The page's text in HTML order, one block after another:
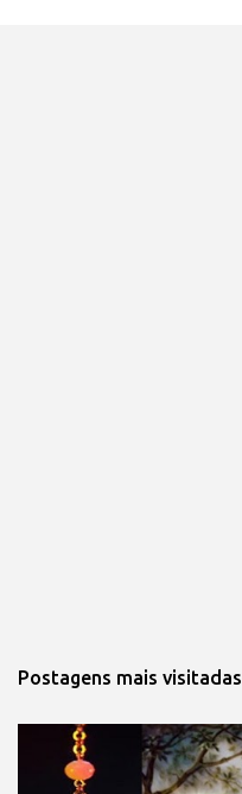
Postagens mais visitadas